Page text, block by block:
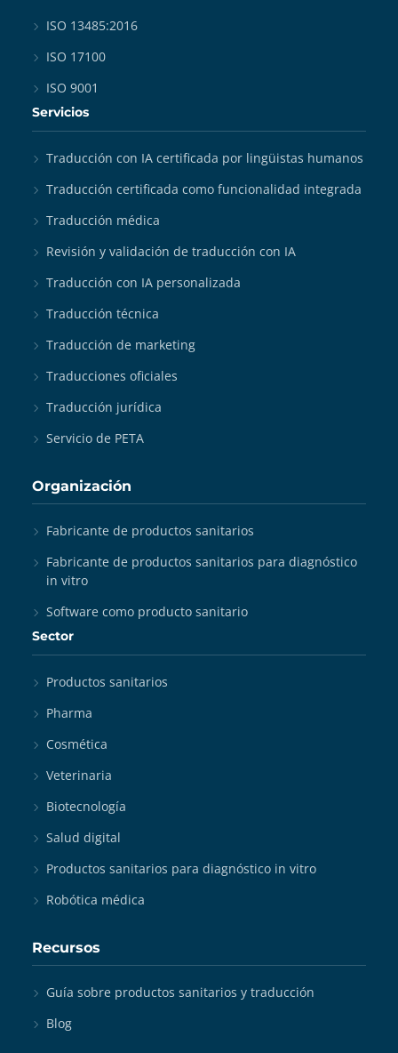
ISO 13485:2016
ISO 17100
ISO 9001
Servicios
Traducción con IA certificada por lingüistas humanos
Traducción certificada como funcionalidad integrada
Traducción médica
Revisión y validación de traducción con IA
Traducción con IA personalizada
Traducción técnica
Traducción de marketing
Traducciones oficiales
Traducción jurídica
Servicio de PETA
Organización
Fabricante de productos sanitarios
Fabricante de productos sanitarios para diagnóstico
in vitro
Software como producto sanitario
Sector
Productos sanitarios
Pharma
Cosmética
Veterinaria
Biotecnología
Salud digital
Productos sanitarios para diagnóstico in vitro
Robótica médica
Recursos
Guía sobre productos sanitarios y traducción
Blog